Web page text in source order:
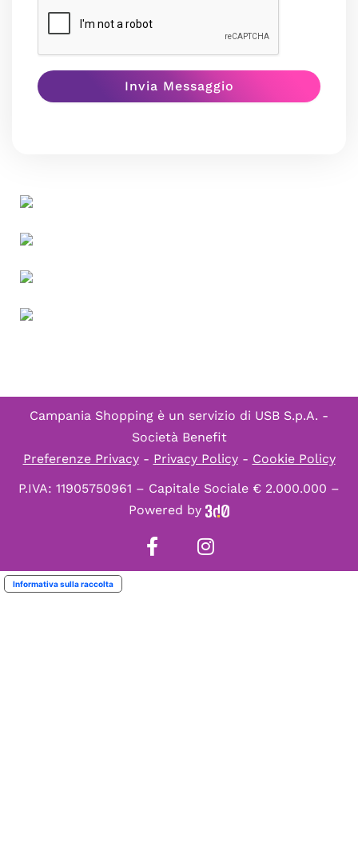
Campania Shopping è un servizio di USB S.p.A. -
Società Benefit
Preferenze Privacy- Privacy Policy- Cookie Policy
P.IVA: 11905750961 – Capitale Sociale € 2.000.000 –
Powered by
Informativa sulla raccolta